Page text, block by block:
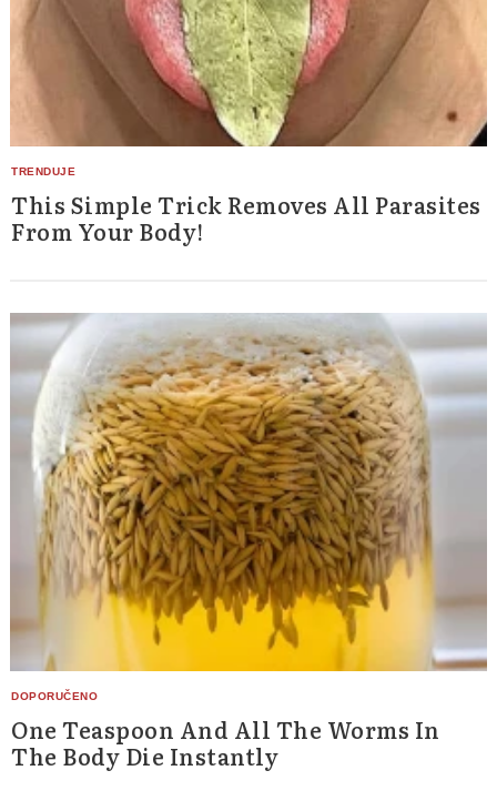
This Simple Trick Removes All Parasites
From Your Body!
One Teaspoon And All The Worms In
The Body Die Instantly